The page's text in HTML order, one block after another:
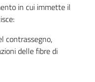
in cui immette il
contrassegno,
delle fibre di